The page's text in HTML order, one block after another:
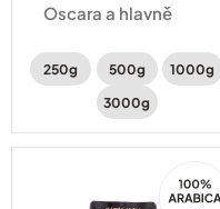
Oscara a hlavně
káva. V plném těle
ucítíte intenzivní
chuť čokolády,
voňavý karamel a
250g 500g
1000g
3000g
Arabica